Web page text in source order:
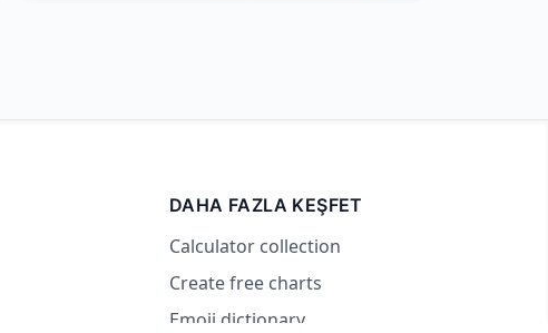
DAHA FAZLA KEŞFET
Calculator collection
Create free charts
Emoji dictionary